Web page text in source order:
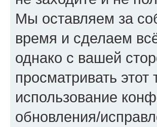
Мы оставляем за
время и сделаем
однако с вашей
просматривать
использование
обновления/